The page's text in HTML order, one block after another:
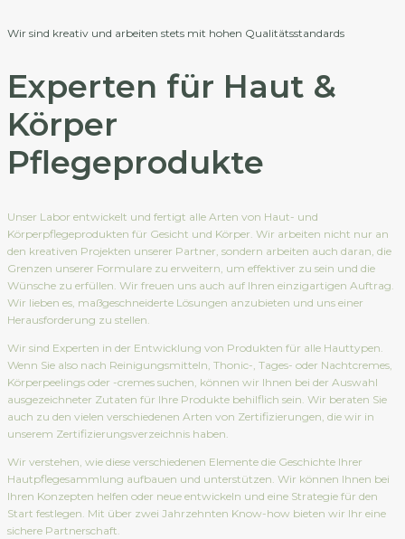
Wir sind kreativ und arbeiten stets mit hohen Qualitätsstandards
Experten für Haut &
Körper
Pflegeprodukte
Unser Labor entwickelt und fertigt alle Arten von Haut- und
Körperpflegeprodukten für Gesicht und Körper. Wir arbeiten nicht nur an
den kreativen Projekten unserer Partner, sondern arbeiten auch daran, die
Grenzen unserer Formulare zu erweitern, um effektiver zu sein und die
Wünsche zu erfüllen. Wir freuen uns auch auf Ihren einzigartigen Auftrag.
Wir lieben es, maßgeschneiderte Lösungen anzubieten und uns einer
Herausforderung zu stellen.
Wir sind Experten in der Entwicklung von Produkten für alle Hauttypen.
Wenn Sie also nach Reinigungsmitteln, Thonic-, Tages- oder Nachtcremes,
Körperpeelings oder -cremes suchen, können wir Ihnen bei der Auswahl
ausgezeichneter Zutaten für Ihre Produkte behilflich sein. Wir beraten Sie
auch zu den vielen verschiedenen Arten von Zertifizierungen, die wir in
unserem Zertifizierungsverzeichnis haben.
Wir verstehen, wie diese verschiedenen Elemente die Geschichte Ihrer
Hautpflegesammlung aufbauen und unterstützen. Wir können Ihnen bei
Ihren Konzepten helfen oder neue entwickeln und eine Strategie für den
Start festlegen. Mit über zwei Jahrzehnten Know-how bieten wir Ihr eine
sichere Partnerschaft.